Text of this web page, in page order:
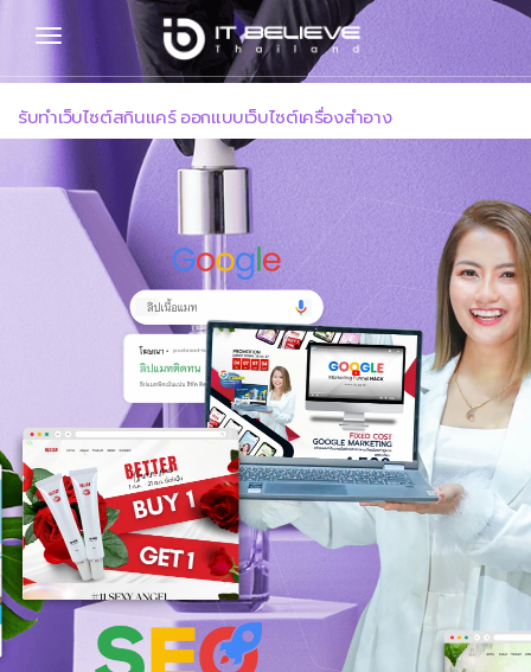
รับทำเว็บไซต์สกินแคร์ ออกแบบเว็บไซต์เครื่องสำอาง